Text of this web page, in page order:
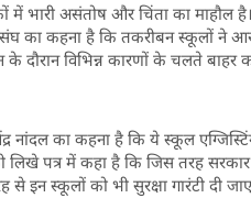
भारी असंतोष और चिंता का माहौल
का कहना है कि तकरीबन स्कूलों ने
विभिन्न कारणों के चलते बाहर
नांदल का कहना है कि ये स्कूल
लिखे पत्र में कहा है कि जिस तरह
से इन स्कूलों को भी सुरक्षा गारंटी दी